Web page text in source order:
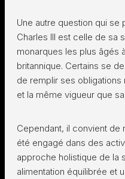
Une autre question qui se
Charles III est celle de sa
monarques les plus âgés
britannique. Certains se
de remplir ses
et la même vigueur que
Cependant, il convient de
été engagé dans des
approche holistique de la
alimentation équilibrée et